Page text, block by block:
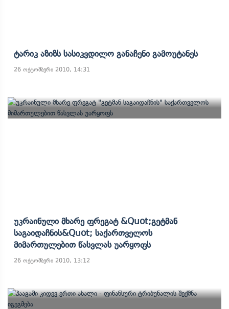
Ტარიკ Აზიზს Სასიკვდილო Განაჩენი Გამოუტანეს
26 ოქტომბერი 2010, 14:31
Უკრაინული Მხარე Ფრეგატ &quot;გეტმან
Საგაიდაჩნის&quot; Საქართველოს
Მიმართულებით Წასვლას Უარყოფს
26 ოქტომბერი 2010, 13:12